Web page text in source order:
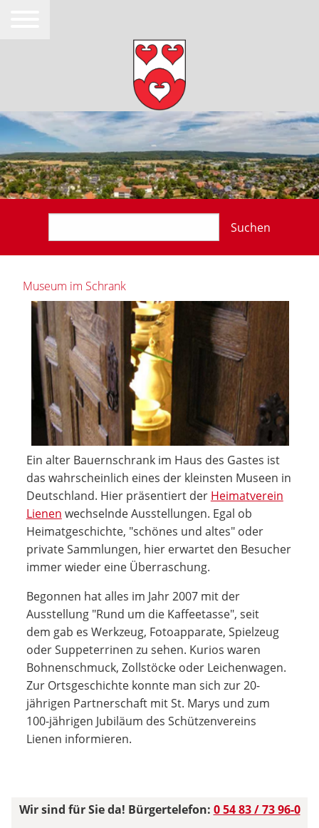
Suchen
Museum im Schrank
Ein alter Bauernschrank im Haus des Gastes ist
das wahrscheinlich eines der kleinsten Museen in
Deutschland. Hier präsentiert der Heimatverein
Lienen wechselnde Ausstellungen. Egal ob
Heimatgeschichte, "schönes und altes" oder
private Sammlungen, hier erwartet den Besucher
immer wieder eine Überraschung.
Begonnen hat alles im Jahr 2007 mit der
Ausstellung "Rund um die Kaffeetasse", seit
dem gab es Werkzeug, Fotoapparate, Spielzeug
oder Suppeterrinen zu sehen. Kurios waren
Bohnenschmuck, Zollstöcke oder Leichenwagen.
Zur Ortsgeschichte konnte man sich zur 20-
jährigen Partnerschaft mit St. Marys und zum
100-jährigen Jubiläum des Schützenvereins
Lienen informieren.
Wir sind für Sie da! Bürgertelefon: 0 54 83 / 73 96-0